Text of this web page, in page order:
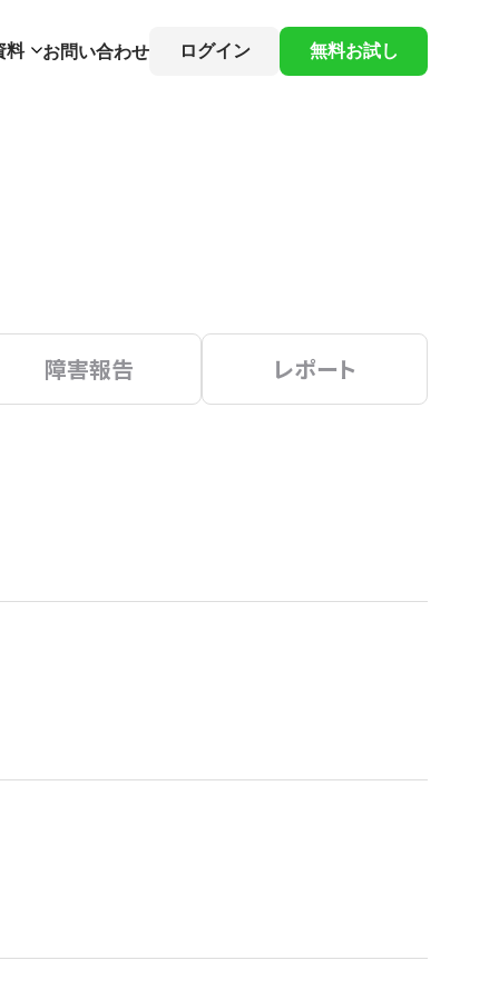
料 お問い合わせ ログイン 無料お試し
障害報告 レポート